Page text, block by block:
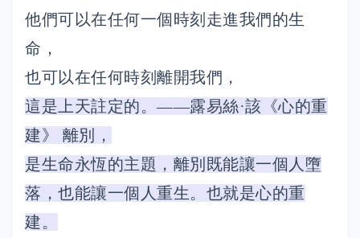
他們可以在任何一個時刻走進我們的生
命，
也可以在任何時刻離開我們，
這是上天註定的。——露易絲·該《心的重
建》 離別，
是生命永恆的主題，離別既能讓一個人墮
落，也能讓一個人重生。也就是心的重
建。